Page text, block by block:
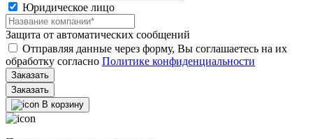
Юридическое лицо
Защита от автоматических сообщений
Отправляя данные через форму, Вы соглашаетесь на их
обработку согласно Политике конфиденциальности
Заказать
В корзину